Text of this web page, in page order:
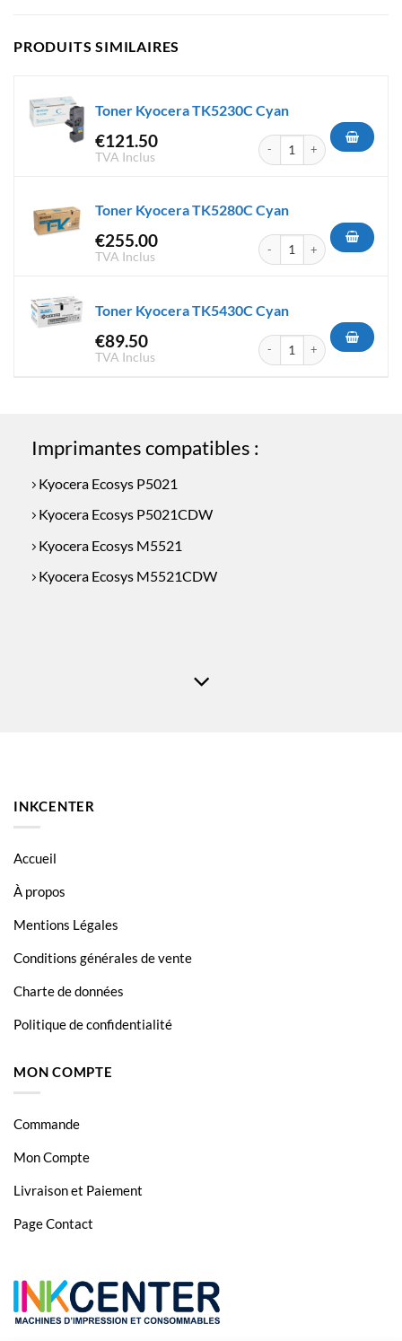
PRODUITS SIMILAIRES
Toner Kyocera TK5230C Cyan
€121.50
TVA Inclus
quantité de Toner Kyocera
Toner Kyocera TK5280C Cyan
€255.00
TVA Inclus
quantité de Toner Kyocera
Toner Kyocera TK5430C Cyan
€89.50
TVA Inclus
quantité de Toner Kyocera
Imprimantes compatibles :
Kyocera Ecosys P5021
Kyocera Ecosys P5021CDW
Kyocera Ecosys M5521
Kyocera Ecosys M5521CDW
INKCENTER
Accueil
À propos
Mentions Légales
Conditions générales de vente
Charte de données
Politique de confidentialité
MON COMPTE
Commande
Mon Compte
Livraison et Paiement
Page Contact